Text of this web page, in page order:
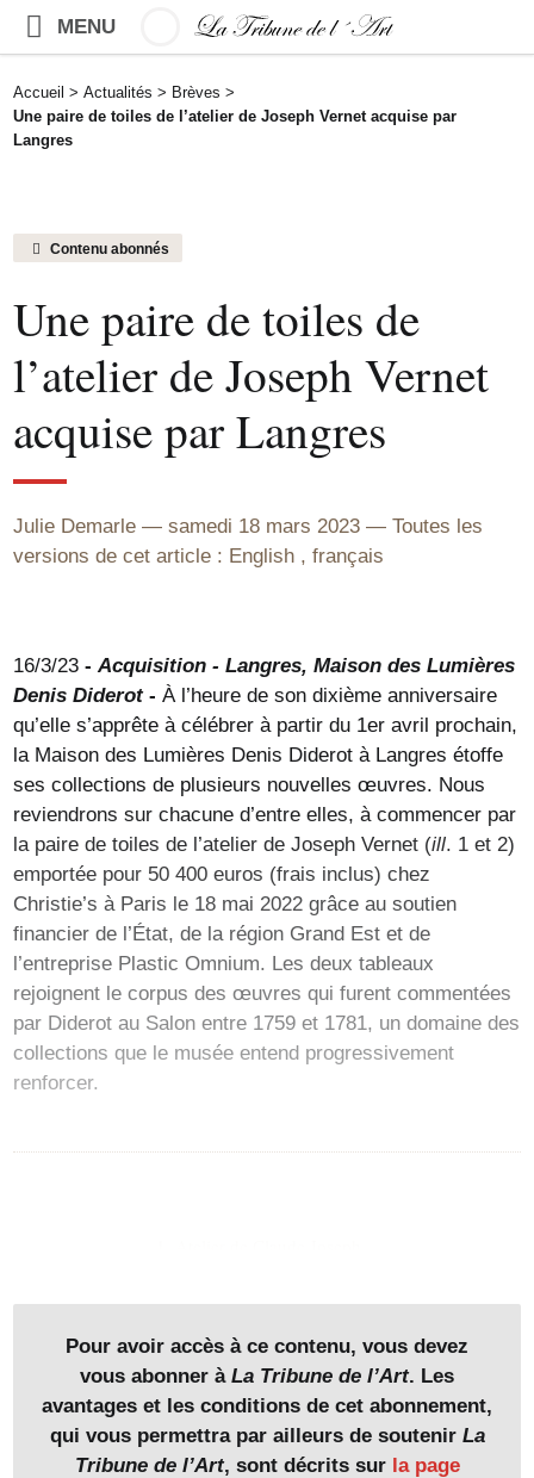
MENU
Accueil > Actualités > Brèves >
Une paire de toiles de l’atelier de Joseph Vernet acquise par
Langres
Contenu abonnés
Une paire de toiles de
l’atelier de Joseph Vernet
acquise par Langres
Julie Demarle samedi 18 mars 2023
Toutes les
versions de cet article : English ,français
16/3/23-Acquisition - Langres, Maison des Lumières
Denis Diderot- À l’heure de son dixième anniversaire
qu’elle s’apprête à célébrer à partir du 1er avril prochain,
la Maison des Lumières Denis Diderot à Langres étoffe
ses collections de plusieurs nouvelles œuvres. Nous
reviendrons sur chacune d’entre elles, à commencer par
la paire de toiles de l’atelier de Joseph Vernet (ill. 1 et 2)
emportée pour 50 400 euros (frais inclus) chez
Christie’s à Paris le 18 mai 2022 grâce au soutien
financier de l’État, de la région Grand Est et de
l’entreprise Plastic Omnium. Les deux tableaux
rejoignent le corpus des œuvres qui furent commentées
par Diderot au Salon entre 1759 et 1781, un domaine des
collections que le musée entend progressivement
renforcer.
Pour avoir accès à ce contenu, vous devez
vous abonner à La Tribune de l’Art. Les
avantages et les conditions de cet abonnement,
qui vous permettra par ailleurs de soutenir La
Tribune de l’Art, sont décrits sur la page